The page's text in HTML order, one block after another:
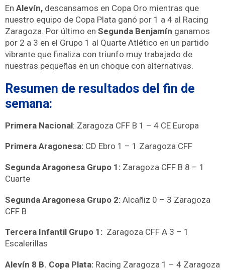
En Alevín, descansamos en Copa Oro mientras que
nuestro equipo de Copa Plata ganó por 1 a 4 al Racing
Zaragoza. Por último en Segunda Benjamín ganamos
por 2 a 3 en el Grupo 1 al Quarte Atlético en un partido
vibrante que finaliza con triunfo muy trabajado de
nuestras pequeñas en un choque con alternativas.
Resumen de resultados del fin de
semana:
Primera Nacional: Zaragoza CFF B 1 – 4 CE Europa
Primera Aragonesa: CD Ebro 1 – 1 Zaragoza CFF
Segunda Aragonesa Grupo 1: Zaragoza CFF B 8 – 1
Cuarte
Segunda Aragonesa Grupo 2: Alcañiz 0 – 3 Zaragoza
CFF B
Tercera Infantil Grupo 1: Zaragoza CFF A 3 – 1
Escalerillas
Alevín 8 B. Copa Plata: Racing Zaragoza 1 – 4 Zaragoza